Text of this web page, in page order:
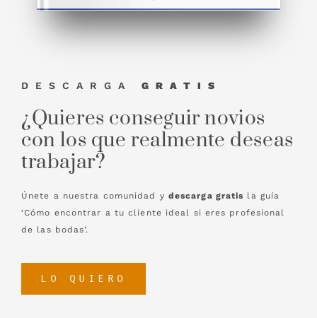
DESCARGA GRATIS
¿Quieres conseguir novios
con los que realmente deseas
trabajar?
Únete a nuestra comunidad y descarga gratis la guía
‘Cómo encontrar a tu cliente ideal si eres profesional
de las bodas’.
LO QUIERO